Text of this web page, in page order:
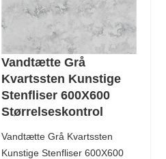
Vandtætte Grå
Kvartssten Kunstige
Stenfliser 600X600
Størrelseskontrol
Vandtætte Grå Kvartssten
Kunstige Stenfliser 600X600